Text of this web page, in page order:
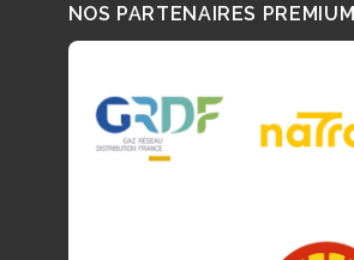
NOS PARTENAIRES PREMIUM